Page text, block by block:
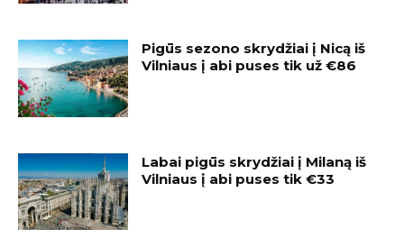
Pigūs sezono skrydžiai į Nicą iš
Vilniaus į abi puses tik už €86
Labai pigūs skrydžiai į Milaną iš
Vilniaus į abi puses tik €33